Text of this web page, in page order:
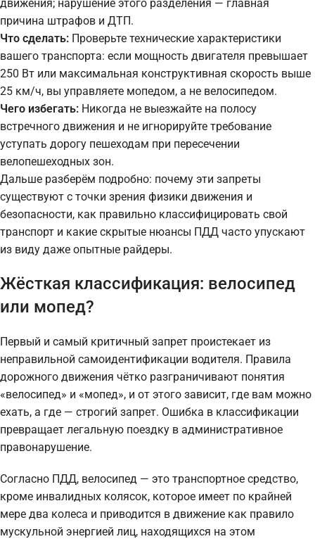
движения; нарушение этого разделения — главная
причина штрафов и ДТП.
Что сделать: Проверьте технические характеристики
вашего транспорта: если мощность двигателя превышает
250 Вт или максимальная конструктивная скорость выше
25 км/ч, вы управляете мопедом, а не велосипедом.
Чего избегать: Никогда не выезжайте на полосу
встречного движения и не игнорируйте требование
уступать дорогу пешеходам при пересечении
велопешеходных зон.
Дальше разберём подробно: почему эти запреты
существуют с точки зрения физики движения и
безопасности, как правильно классифицировать свой
транспорт и какие скрытые нюансы ПДД часто упускают
из виду даже опытные райдеры.
Жёсткая классификация: велосипед
или мопед?
Первый и самый критичный запрет проистекает из
неправильной самоидентификации водителя. Правила
дорожного движения чётко разграничивают понятия
«велосипед» и «мопед», и от этого зависит, где вам можно
ехать, а где — строгий запрет. Ошибка в классификации
превращает легальную поездку в административное
правонарушение.
Согласно ПДД, велосипед — это транспортное средство,
кроме инвалидных колясок, которое имеет по крайней
мере два колеса и приводится в движение как правило
мускульной энергией лиц, находящихся на этом